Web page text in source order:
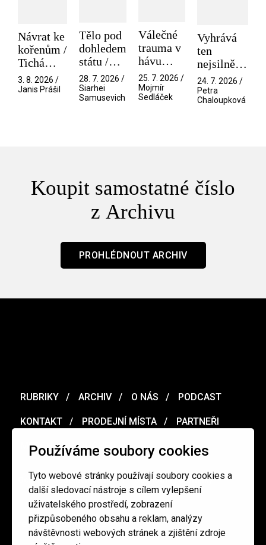
Používáme soubory cookies
Tyto webové stránky používají soubory cookies a
další sledovací nástroje s cílem vylepšení
uživatelského prostředí, zobrazení
přizpůsobeného obsahu a reklam, analýzy
návštěvnosti webových stránek a zjištění zdroje
Návrat ke
kořenům /
Tichá
přítelkyně
3. 8. 2026 /
Janis Prášil
Tělo pod
dohledem
státu /
Pramen
28. 7. 2026 /
Siarhei
Samusevich
Válečné
trauma v
hávu
spektáklu
/ Odyssea
25. 7. 2026 /
Mojmír
Sedláček
Vyhrává
ten
nejsilnější
/ V nitru
manosféry
24. 7. 2026 /
Petra
Chaloupková
Koupit samostatné číslo
z Archivu
PROHLÉDNOUT ARCHIV
RUBRIKY ARCHIV O NÁS PODCAST
KONTAKT PRODEJNÍ MÍSTA PARTNEŘI
MERCH VOUCHER
Ochrana osobních údajů / Obchodní podmínky
redakce@cinepur.cz